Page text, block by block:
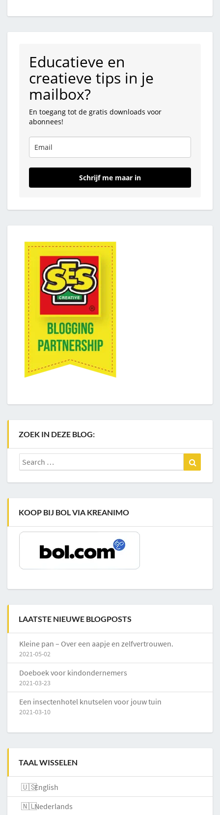
Educatieve en
creatieve tips in je
mailbox?
En toegang tot de gratis downloads voor
abonnees!
Schrijf me maar in
ZOEK IN DEZE BLOG:
Search
for:
KOOP BIJ BOL VIA KREANIMO
LAATSTE NIEUWE BLOGPOSTS
Kleine pan – Over een aapje en zelfvertrouwen.
2021-05-02
Doeboek voor kindondernemers
2021-03-23
Een insectenhotel knutselen voor jouw tuin
2021-03-10
TAAL WISSELEN
English
Nederlands